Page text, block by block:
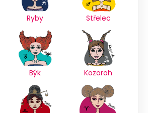
Ryby Střelec
Býk Kozoroh